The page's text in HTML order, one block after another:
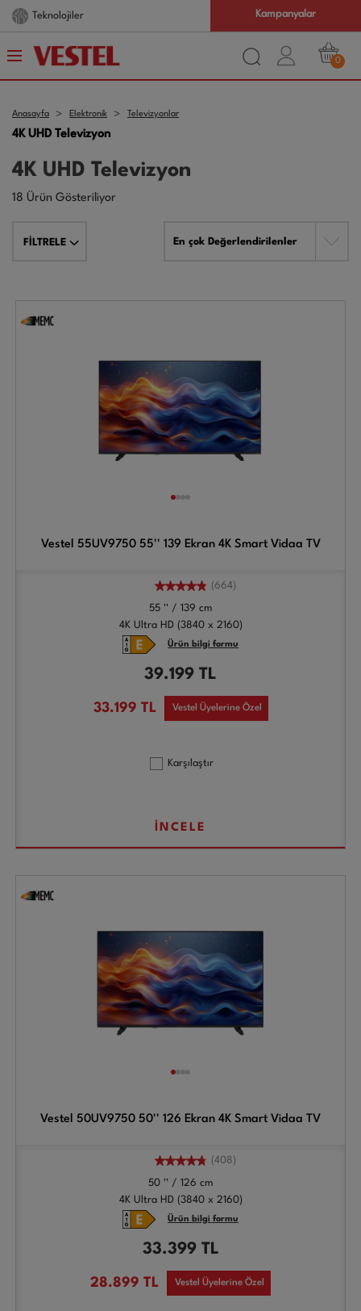
Com.trFarkı Kampanyalar
0
Anasayfa Elektronik Televizyonlar
4K UHD Televizyon
4K UHD Televizyon
18 Ürün Gösteriliyor
FİLTRELE En çok Değerlendirilenler
Vestel 55UV9750 55'' 139 Ekran 4K Smart Vidaa TV
(664)
55 '' / 139 cm
4K Ultra HD (3840 x 2160)
Ürün bilgi formu
39.199 TL
33.199 TL Vestel Üyelerine Özel
Karşılaştır
İNCELE
Vestel 50UV9750 50'' 126 Ekran 4K Smart Vidaa TV
(408)
50 '' / 126 cm
4K Ultra HD (3840 x 2160)
Ürün bilgi formu
33.399 TL
28.899 TL Vestel Üyelerine Özel